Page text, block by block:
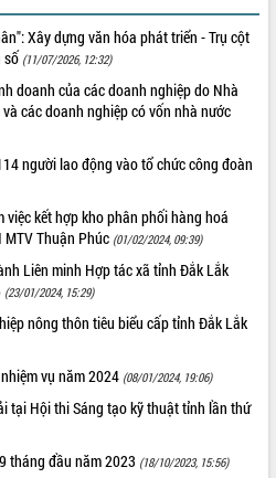
Xây dựng văn hóa phát triển - Trụ cột
số (11/07/2026, 12:32)
doanh của các doanh nghiệp do Nhà
các doanh nghiệp có vốn nhà nước
người lao động vào tổ chức công đoàn
kết hợp kho phân phối hàng hoá
MTV Thuận Phúc (01/02/2024, 09:39)
Liên minh Hợp tác xã tỉnh Đắk Lắk
(23/01/2024, 15:29)
nông thôn tiêu biểu cấp tỉnh Đắk Lắk
vụ năm 2024 (08/01/2024, 19:06)
tại Hội thi Sáng tạo kỹ thuật tỉnh lần thứ
tháng đầu năm 2023 (18/10/2023, 15:56)